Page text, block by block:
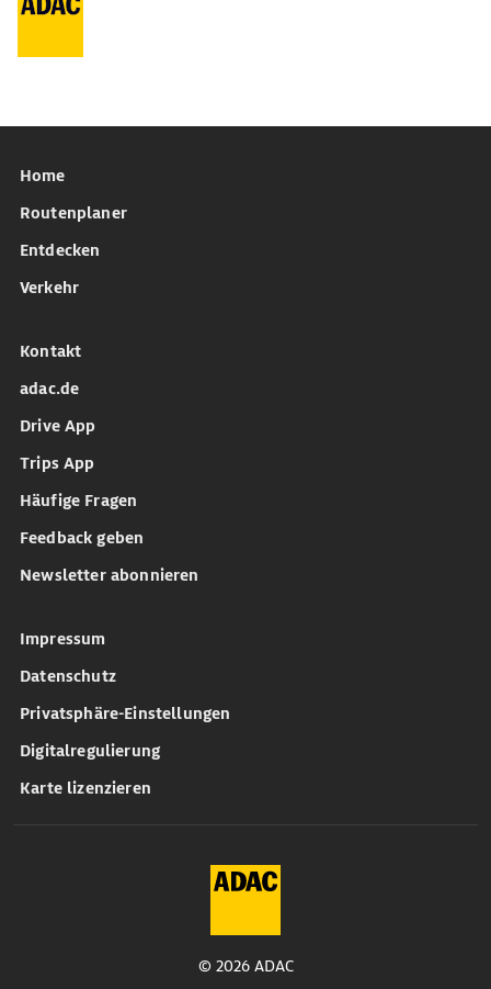
Home
Routenplaner
Entdecken
Verkehr
Kontakt
adac.de
Drive App
Trips App
Häufige Fragen
Feedback geben
Newsletter abonnieren
Impressum
Datenschutz
Privatsphäre-Einstellungen
Digitalregulierung
Karte lizenzieren
© 2026 ADAC